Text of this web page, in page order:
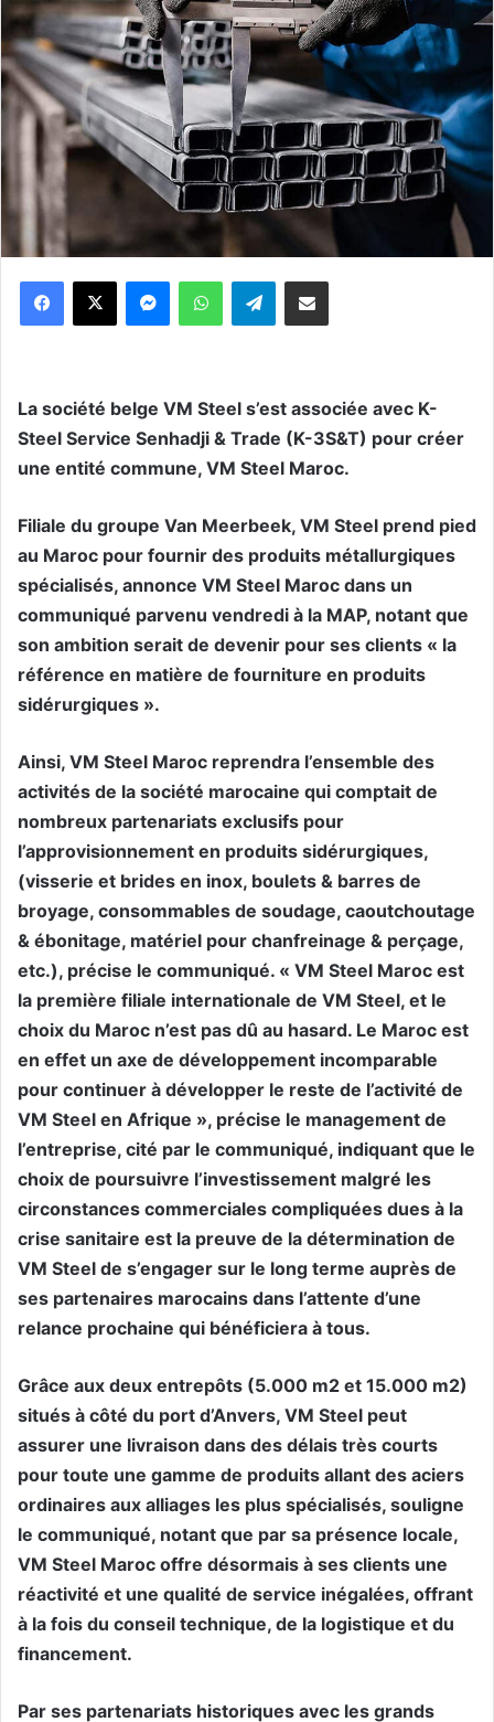
WhatsApp Telegram
La société belge VM Steel s’est associée avec K-
Steel Service Senhadji & Trade (K-3S&T) pour créer
une entité commune, VM Steel Maroc.
Filiale du groupe Van Meerbeek, VM Steel prend pied
au Maroc pour fournir des produits métallurgiques
spécialisés, annonce VM Steel Maroc dans un
communiqué parvenu vendredi à la MAP, notant que
son ambition serait de devenir pour ses clients « la
référence en matière de fourniture en produits
sidérurgiques ».
Ainsi, VM Steel Maroc reprendra l’ensemble des
activités de la société marocaine qui comptait de
nombreux partenariats exclusifs pour
l’approvisionnement en produits sidérurgiques,
(visserie et brides en inox, boulets & barres de
broyage, consommables de soudage, caoutchoutage
& ébonitage, matériel pour chanfreinage & perçage,
etc.), précise le communiqué. « VM Steel Maroc est
la première filiale internationale de VM Steel, et le
choix du Maroc n’est pas dû au hasard. Le Maroc est
en effet un axe de développement incomparable
pour continuer à développer le reste de l’activité de
VM Steel en Afrique », précise le management de
l’entreprise, cité par le communiqué, indiquant que le
choix de poursuivre l’investissement malgré les
circonstances commerciales compliquées dues à la
crise sanitaire est la preuve de la détermination de
VM Steel de s’engager sur le long terme auprès de
ses partenaires marocains dans l’attente d’une
relance prochaine qui bénéficiera à tous.
Grâce aux deux entrepôts (5.000 m2 et 15.000 m2)
situés à côté du port d’Anvers, VM Steel peut
assurer une livraison dans des délais très courts
pour toute une gamme de produits allant des aciers
ordinaires aux alliages les plus spécialisés, souligne
le communiqué, notant que par sa présence locale,
VM Steel Maroc offre désormais à ses clients une
réactivité et une qualité de service inégalées, offrant
à la fois du conseil technique, de la logistique et du
financement.
Par ses partenariats historiques avec les grands